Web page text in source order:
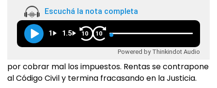
Escuchá la nota completa
1 1.5 10 10
Powered by Thinkindot Audio
por cobrar mal los impuestos. Rentas se contrapone
al Código Civil y termina fracasando en la Justicia.